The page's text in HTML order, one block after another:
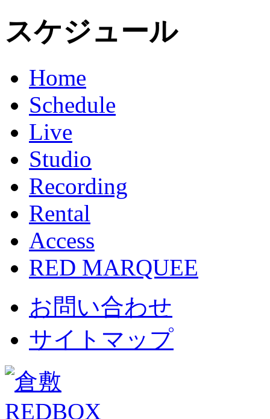
スケジュール
Home
Schedule
Live
Studio
Recording
Rental
Access
RED MARQUEE
お問い合わせ
サイトマップ